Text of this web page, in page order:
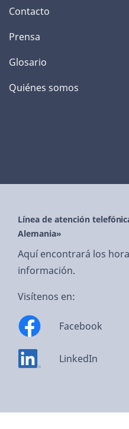
Contacto
Prensa
Glosario
Quiénes somos
Línea de atención
Alemania»
Aquí encontrará los
información.
Visítenos en:
Facebook
LinkedIn